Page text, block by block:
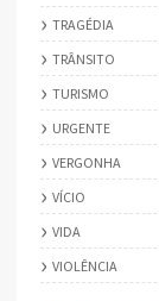
TRAGÉDIA
TRÂNSITO
TURISMO
URGENTE
VERGONHA
VÍCIO
VIDA
VIOLÊNCIA